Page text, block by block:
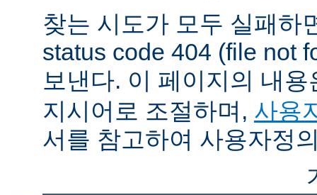
찾는 시도가 모두 실패하
status code 404 (file not
보낸다. 이 페이지의 내
지시어로 조절하며, 사용
서를 참고하여 사용자정